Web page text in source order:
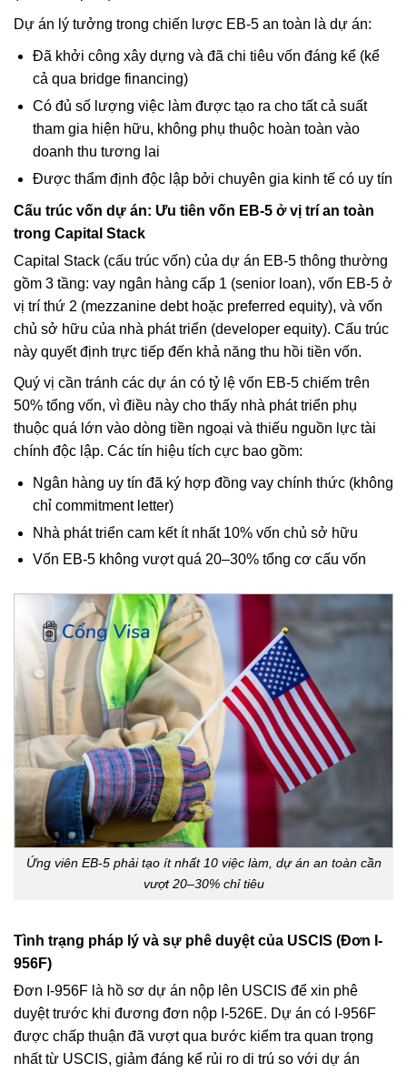
Dự án lý tưởng trong chiến lược EB-5 an toàn là dự án:
Đã khởi công xây dựng và đã chi tiêu vốn đáng kể (kể
cả qua bridge financing)
Có đủ số lượng việc làm được tạo ra cho tất cả suất
tham gia hiện hữu, không phụ thuộc hoàn toàn vào
doanh thu tương lai
Được thẩm định độc lập bởi chuyên gia kinh tế có uy tín
Cấu trúc vốn dự án: Ưu tiên vốn EB-5 ở vị trí an toàn
trong Capital Stack
Capital Stack (cấu trúc vốn) của dự án EB-5 thông thường
gồm 3 tầng: vay ngân hàng cấp 1 (senior loan), vốn EB-5 ở
vị trí thứ 2 (mezzanine debt hoặc preferred equity), và vốn
chủ sở hữu của nhà phát triển (developer equity). Cấu trúc
này quyết định trực tiếp đến khả năng thu hồi tiền vốn.
Quý vị cần tránh các dự án có tỷ lệ vốn EB-5 chiếm trên
50% tổng vốn, vì điều này cho thấy nhà phát triển phụ
thuộc quá lớn vào dòng tiền ngoại và thiếu nguồn lực tài
chính độc lập. Các tín hiệu tích cực bao gồm:
Ngân hàng uy tín đã ký hợp đồng vay chính thức (không
chỉ commitment letter)
Nhà phát triển cam kết ít nhất 10% vốn chủ sở hữu
Vốn EB-5 không vượt quá 20–30% tổng cơ cấu vốn
Ứng viên EB-5 phải tạo ít nhất 10 việc làm, dự án an toàn cần
vượt 20–30% chỉ tiêu
Tình trạng pháp lý và sự phê duyệt của USCIS (Đơn I-
956F)
Đơn I-956F là hồ sơ dự án nộp lên USCIS để xin phê
duyệt trước khi đương đơn nộp I-526E. Dự án có I-956F
được chấp thuận đã vượt qua bước kiểm tra quan trọng
nhất từ USCIS, giảm đáng kể rủi ro di trú so với dự án